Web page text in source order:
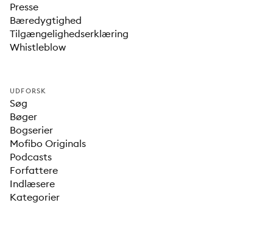
Presse
Bæredygtighed
Tilgængelighedserklæring
Whistleblow
UDFORSK
Søg
Bøger
Bogserier
Mofibo Originals
Podcasts
Forfattere
Indlæsere
Kategorier